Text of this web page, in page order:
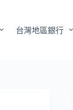
台灣地區銀行